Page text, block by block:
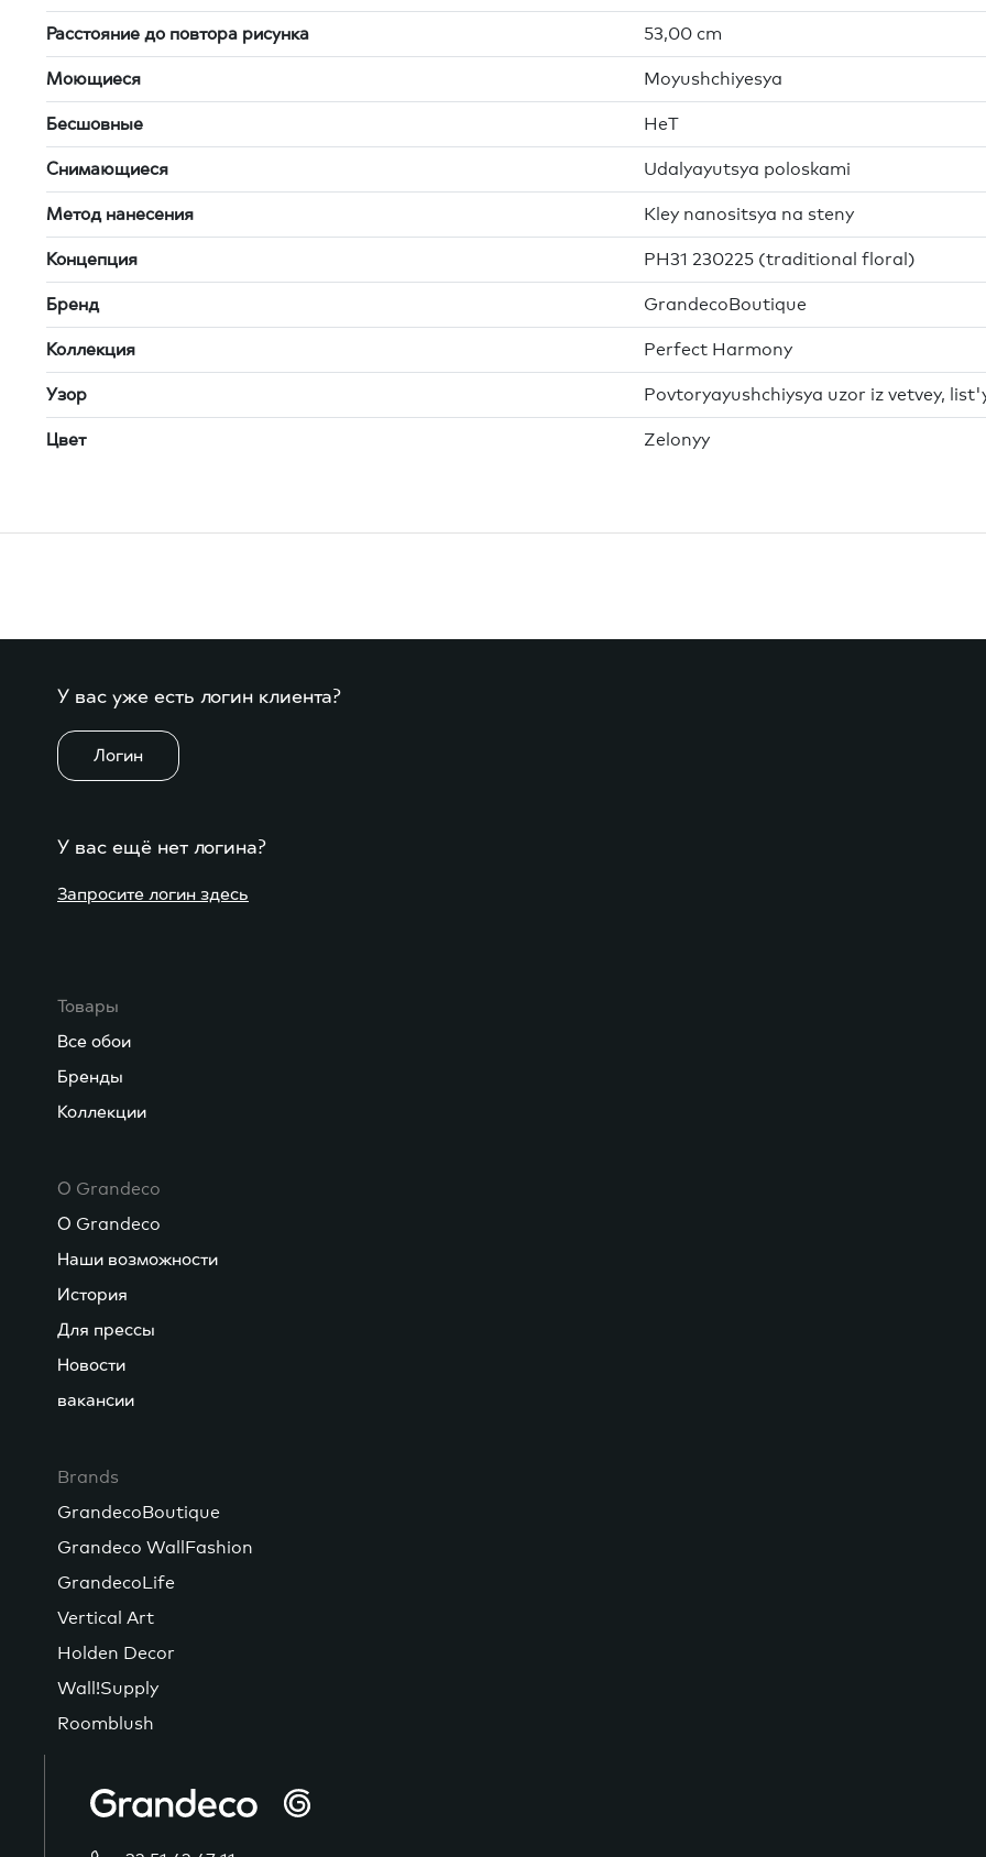
Расстояние до повтора рисунка 53,00 cm
Моющиеся Moyushchiyesya
Бесшовные HeT
Снимающиеся Udalyayutsya poloskami
Метод нанесения Kley nanositsya na steny
Концепция PH31 230225 (traditional floral)
Бренд GrandecoBoutique
Коллекция Perfect Harmony
Узор Povtoryayushchiysya uzor iz vetvey,
Цвет Zelonyy
У вас уже есть логин клиента?
Логин
У вас ещё нет логина?
Запросите логин здесь
Товары
Все обои
Бренды
Коллекции
О Grandeco
О Grandeco
Наши возможности
История
Для прессы
Новости
вакансии
Brands
GrandecoBoutique
Grandeco WallFashion
GrandecoLife
Vertical Art
Holden Decor
Wall!Supply
Roomblush